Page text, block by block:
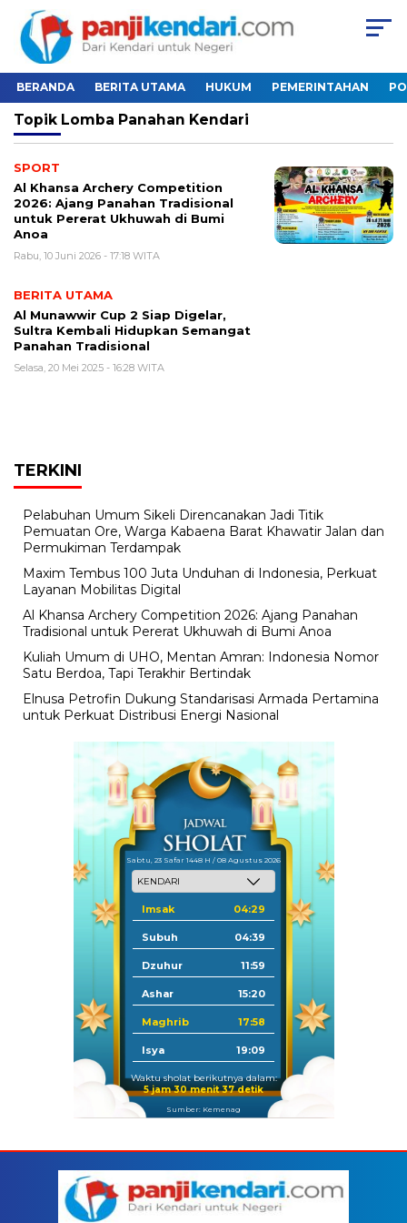
BERANDA BERITA UTAMA HUKUM PEMERINTAHAN
Topik Lomba Panahan Kendari
SPORT
Al Khansa Archery Competition
2026: Ajang Panahan Tradisional
untuk Pererat Ukhuwah di Bumi
Anoa
Rabu, 10 Juni 2026 - 17:18 WITA
BERITA UTAMA
Al Munawwir Cup 2 Siap Digelar,
Sultra Kembali Hidupkan Semangat
Panahan Tradisional
Selasa, 20 Mei 2025 - 16:28 WITA
TERKINI
Pelabuhan Umum Sikeli Direncanakan Jadi Titik
Pemuatan Ore, Warga Kabaena Barat Khawatir Jalan dan
Permukiman Terdampak
Maxim Tembus 100 Juta Unduhan di Indonesia, Perkuat
Layanan Mobilitas Digital
Al Khansa Archery Competition 2026: Ajang Panahan
Tradisional untuk Pererat Ukhuwah di Bumi Anoa
Kuliah Umum di UHO, Mentan Amran: Indonesia Nomor
Satu Berdoa, Tapi Terakhir Bertindak
Elnusa Petrofin Dukung Standarisasi Armada Pertamina
untuk Perkuat Distribusi Energi Nasional
Sabtu, 23 Safar 1448 H / 08 Agustus 2026
Imsak 04:29
Subuh 04:39
Dzuhur 11:59
Ashar 15:20
Maghrib 17:58
Isya 19:09
Waktu sholat berikutnya dalam:
5 jam 30 menit 37 detik
Sumber: Kemenag